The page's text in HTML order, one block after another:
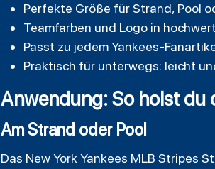
Perfekte Größe für Strand, Pool
Teamfarben und Logo in
Passt zu jedem Yankees-
Praktisch für unterwegs: leicht
Anwendung: So holst du
Am Strand oder Pool
Das New York Yankees MLB Stripes